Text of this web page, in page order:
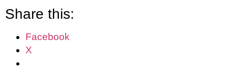
Share this:
Facebook
X